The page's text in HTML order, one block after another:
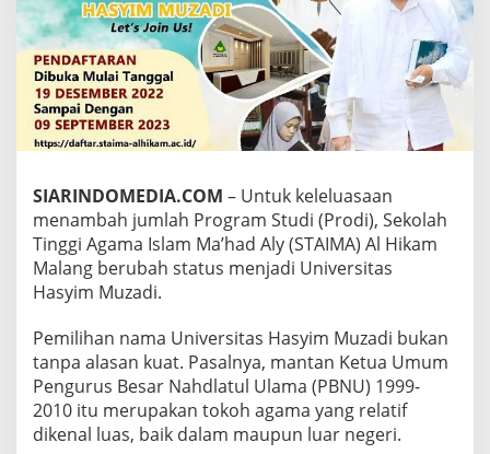
M
A
A
L
H
I
A
A
K
A
N
B
B
A
H
S
T
A
SIARINDOMEDIA.COM – Untuk keleluasaan
menambah jumlah Program Studi (Prodi), Sekolah
Tinggi Agama Islam Ma’had Aly (STAIMA) Al Hikam
Malang berubah status menjadi Universitas
Hasyim Muzadi.
Pemilihan nama Universitas Hasyim Muzadi bukan
tanpa alasan kuat. Pasalnya, mantan Ketua Umum
Pengurus Besar Nahdlatul Ulama (PBNU) 1999-
2010 itu merupakan tokoh agama yang relatif
dikenal luas, baik dalam maupun luar negeri.